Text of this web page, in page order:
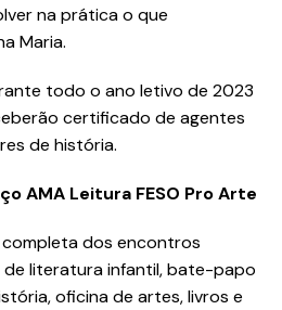
na prática o que
Maria.
todo o ano letivo de 2023
certificado de agentes
de história.
AMA Leitura FESO Pro Arte
dos encontros
literatura infantil, bate-papo
oficina de artes, livros e